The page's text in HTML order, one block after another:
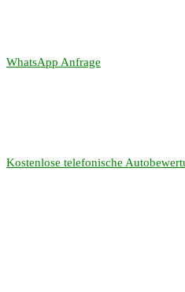
WhatsApp Anfrage
Kostenlose telefonische